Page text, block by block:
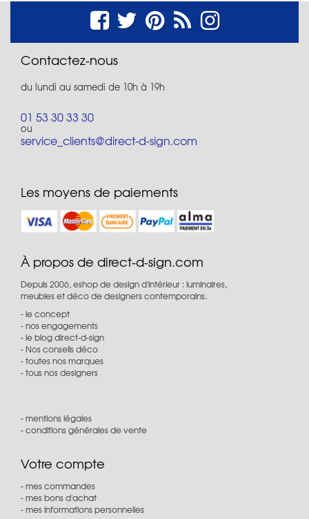
Contactez-nous
du lundi au samedi de 10h à 19h
01 53 30 33 30
ou
service_clients@direct-d-sign.com
Les moyens de paiements
À propos de direct-d-sign.com
Depuis 2006, eshop de design d'intérieur : luminaires,
meubles et déco de designers contemporains.
le concept
nos engagements
le blog direct-d-sign
Nos conseils déco
toutes nos marques
tous nos designers
mentions légales
conditions générales de vente
Votre compte
mes commandes
mes bons d'achat
mes informations personnelles